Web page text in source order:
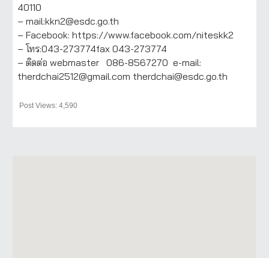
40110
– mail:kkn2@esdc.go.th
– Facebook: https://www.facebook.com/niteskk2
– โทร:043-273774fax 043-273774
– ติดต่อ webmaster 086-8567270 e-mail:
therdchai2512@gmail.com therdchai@esdc.go.th
Post Views: 4,590